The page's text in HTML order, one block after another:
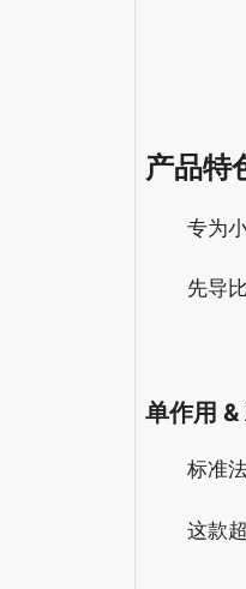
产品特
专为小
先导比
单作用
标准法
这款超小